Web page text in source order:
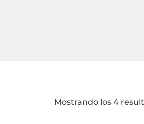
Mostrando los 4